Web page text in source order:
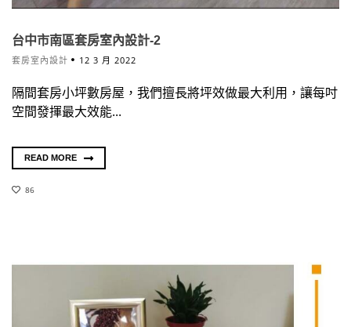
台中市南區套房室內設計-2
套房室內設計 12 3 月 2022
隔間套房小坪數房屋，我們擅長將坪效做最大利用，讓每吋
空間發揮最大效能...
READ MORE
86